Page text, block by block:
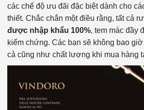
các chế độ ưu đãi đặc biệt dành cho
thiết. Chắc chắn một điều rằng, tất cả
được nhập khẩu 100%, tem mác đầy
kiểm chứng. Các bạn sẽ không bao
cả cũng như chất lượng khi mua hàng